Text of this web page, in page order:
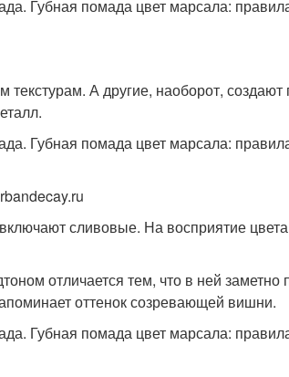
А другие, наоборот,
сливовые. На восприятие цвета
отличается тем, что в ней заметно
оттенок созревающей вишни.